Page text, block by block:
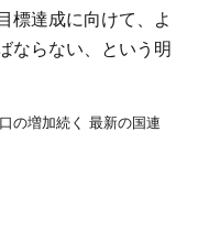
標達成に向けて、よ
ならない、という明
の増加続く 最新の国連